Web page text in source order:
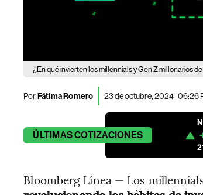
¿En qué invierten los millennials y Gen Z millonarios
PorFátima Romero 23 de octubre, 2024 | 06:26
ÚLTIMASCOTIZACIONES
Bloomberg Línea — Los